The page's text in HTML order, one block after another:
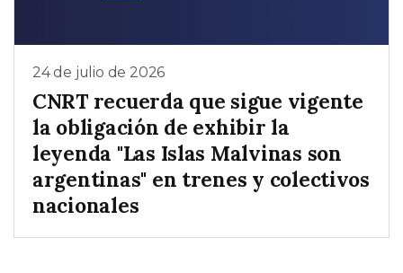
24 de julio de 2026
CNRT recuerda que sigue vigente
la obligación de exhibir la
leyenda "Las Islas Malvinas son
argentinas" en trenes y colectivos
nacionales